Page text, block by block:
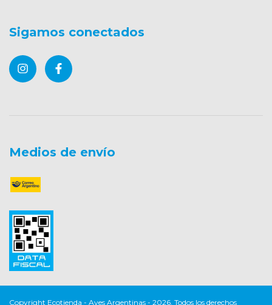
Sigamos conectados
Medios de envío
Copyright Ecotienda - Aves Argentinas - 2026. Todos los derechos